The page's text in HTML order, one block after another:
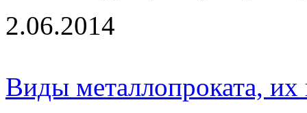
2.06.2014
Виды металлопроката,